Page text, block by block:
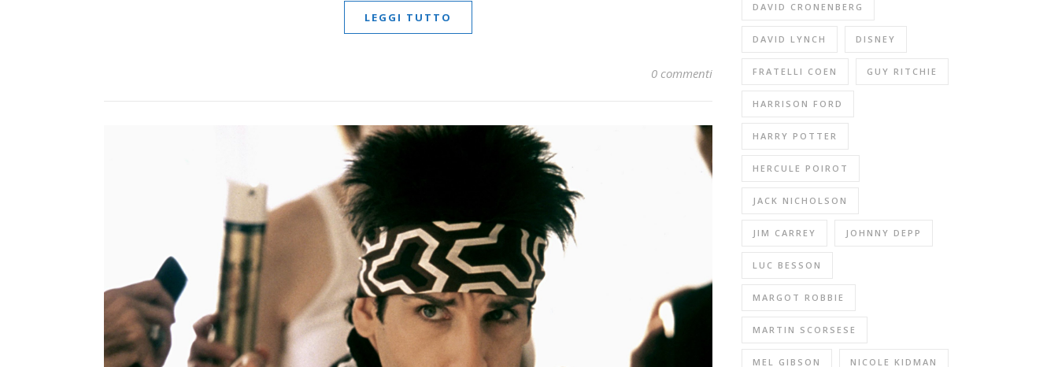
LEGGI TUTTO
0 commenti
DAVID CRONENBERG
DAVID LYNCH DISNEY
FRATELLI COEN GUY RITCHIE
HARRISON FORD
HARRY POTTER
HERCULE POIROT
JACK NICHOLSON
JIM CARREY JOHNNY DEPP
LUC BESSON
MARGOT ROBBIE
MARTIN SCORSESE
MEL GIBSON NICOLE KIDMAN